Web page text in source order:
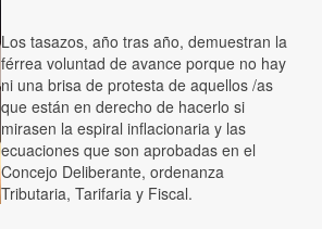
Los tasazos, año tras año, demuestran la
férrea voluntad de avance porque no hay
ni una brisa de protesta de aquellos /as
que están en derecho de hacerlo si
mirasen la espiral inflacionaria y las
ecuaciones que son aprobadas en el
Concejo Deliberante, ordenanza
Tributaria, Tarifaria y Fiscal.